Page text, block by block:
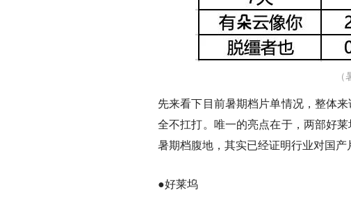
先来看下目前暑期档片单情况，整体
全不扛打。唯一的亮点在于，两部好
暑期档腹地，其实已经证明行业对国产
●好莱坞